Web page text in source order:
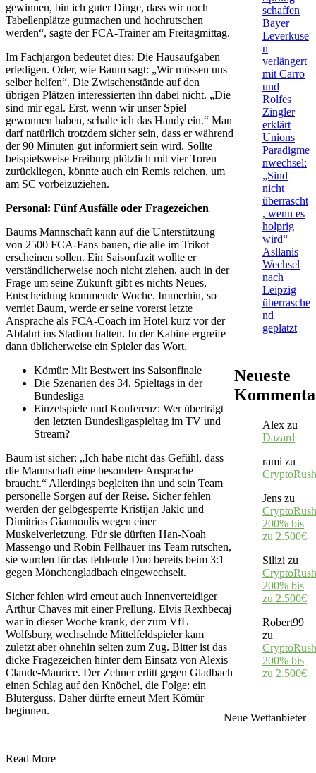
gewinnen, bin ich guter Dinge, dass wir noch
Tabellenplätze gutmachen und hochrutschen
werden“, sagte der FCA-Trainer am Freitagmittag.
Im Fachjargon bedeutet dies: Die Hausaufgaben
erledigen. Oder, wie Baum sagt: „Wir müssen uns
selber helfen“. Die Zwischenstände auf den
übrigen Plätzen interessierten ihn dabei nicht. „Die
sind mir egal. Erst, wenn wir unser Spiel
gewonnen haben, schalte ich das Handy ein.“ Man
darf natürlich trotzdem sicher sein, dass er während
der 90 Minuten gut informiert sein wird. Sollte
beispielsweise Freiburg plötzlich mit vier Toren
zurückliegen, könnte auch ein Remis reichen, um
am SC vorbeizuziehen.
Personal: Fünf Ausfälle oder Fragezeichen
Baums Mannschaft kann auf die Unterstützung
von 2500 FCA-Fans bauen, die alle im Trikot
erscheinen sollen. Ein Saisonfazit wollte er
verständlicherweise noch nicht ziehen, auch in der
Frage um seine Zukunft gibt es nichts Neues,
Entscheidung kommende Woche. Immerhin, so
verriet Baum, werde er seine vorerst letzte
Ansprache als FCA-Coach im Hotel kurz vor der
Abfahrt ins Stadion halten. In der Kabine ergreife
dann üblicherweise ein Spieler das Wort.
Kömür: Mit Bestwert ins Saisonfinale
Die Szenarien des 34. Spieltags in der
Bundesliga
Einzelspiele und Konferenz: Wer überträgt
den letzten Bundesligaspieltag im TV und
Stream?
Baum ist sicher: „Ich habe nicht das Gefühl, dass
die Mannschaft eine besondere Ansprache
braucht.“ Allerdings begleiten ihn und sein Team
personelle Sorgen auf der Reise. Sicher fehlen
werden der gelbgesperrte Kristijan Jakic und
Dimitrios Giannoulis wegen einer
Muskelverletzung. Für sie dürften Han-Noah
Massengo und Robin Fellhauer ins Team rutschen,
sie wurden für das fehlende Duo bereits beim 3:1
gegen Mönchengladbach eingewechselt.
Sicher fehlen wird erneut auch Innenverteidiger
Arthur Chaves mit einer Prellung. Elvis Rexhbecaj
war in dieser Woche krank, der zum VfL
Wolfsburg wechselnde Mittelfeldspieler kam
zuletzt aber ohnehin selten zum Zug. Bitter ist das
dicke Fragezeichen hinter dem Einsatz von Alexis
Claude-Maurice. Der Zehner erlitt gegen Gladbach
einen Schlag auf den Knöchel, die Folge: ein
Bluterguss. Daher dürfte erneut Mert Kömür
beginnen.
Read More
schaffen
Bayer
Leverkuse
n
verlängert
mit Carro
und
Rolfes
Zingler
erklärt
Unions
Paradigme
nwechsel:
„Sind
nicht
überrascht
, wenn es
holprig
wird“
Asllanis
Wechsel
nach
Leipzig
überrasche
nd
geplatzt
Neueste
Alex zu
Dazard
rami zu
CryptoRush
Jens zu
200% bis
zu 2.500€
Silizi zu
200% bis
zu 2.500€
Robert99
zu
200% bis
zu 2.500€
Neue Wettanbieter